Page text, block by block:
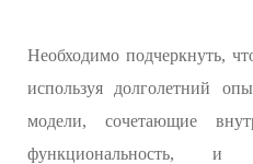
Необходимо подчеркнуть,
используя долголетний
модели, сочетающие
функциональность, и